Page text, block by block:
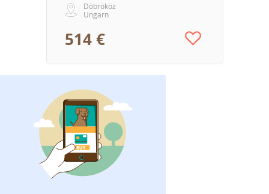
Döbrököz
Ungarn
514 €